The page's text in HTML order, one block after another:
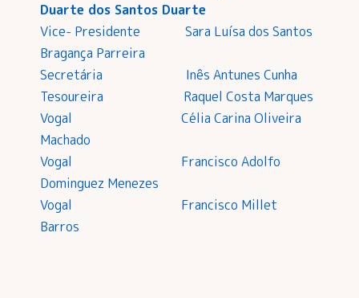
Duarte dos Santos Duarte
Vice- Presidente Sara Luísa dos Santos
Bragança Parreira
Secretária Inês Antunes Cunha
Tesoureira Raquel Costa Marques
Vogal Célia Carina Oliveira
Machado
Vogal Francisco Adolfo
Dominguez Menezes
Vogal Francisco Millet
Barros